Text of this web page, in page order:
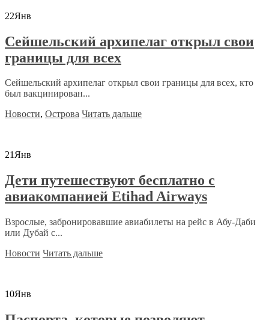
22Янв
Сейшельский архипелаг открыл свои
границы для всех
Сейшельский архипелаг открыл свои границы для всех, кто
был вакцинирован...
Новости, Острова Читать дальше
21Янв
Дети путешествуют бесплатно с
авиакомпанией Etihad Airways
Взрослые, забронировавшие авиабилеты на рейс в Абу-Даби
или Дубай с...
Новости Читать дальше
10Янв